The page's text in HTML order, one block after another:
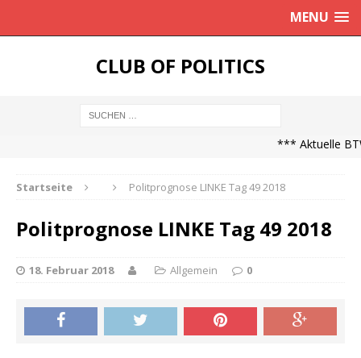
MENU
CLUB OF POLITICS
*** Aktuelle
Startseite Politprognose LINKE Tag 49 2018
Politprognose LINKE Tag 49 2018
18. Februar 2018 Allgemein 0